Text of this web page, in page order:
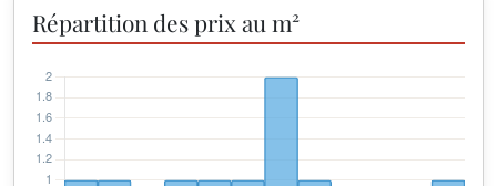
Répartition des prix au m²